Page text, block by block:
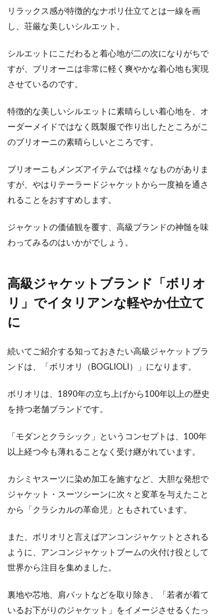
リラックス感が特徴的なナポリ仕立てとは一線を画
し、荘厳な美しいシルエット。
シルエットにこだわると着心地が二の次になりがちで
すが、ブリオーニは非常に軽く爽やかな着心地も実現
させているのです。
特徴的な美しいシルエットに素晴らしい着心地を、オ
ーダーメイドではなく既製服で作り出したところがこ
のブリオーニの素晴らしいところです。
ブリオーニもメンズアイテムでは様々なものがありま
すが、やはりテーラードジャケットから一度袖を通さ
れることをおすすめします。
ジャケットの価値観を覆す、高級ブランドの神髄を味
わってみるのはいかがでしょう。
高級ジャケットブランド「ボリオ
リ」でイタリアンな軽やか仕立て
に
続いてご紹介する知っておきたい高級ジャケットブラ
ンドは、「ボリオリ（BOGLIOLI）」になります。
ボリオリは、1890年の立ち上げから100年以上の歴史
を持つ老舗ブランドです。
「モダンとクラシック」というコンセプトは、100年
以上経つ今も薄れることなく受け継がれています。
カシミヤスーツに染め加工を施すなど、大胆な発想で
ジャケット・スーツシーンに次々と変革を与えたこと
から「クラシカルの革命児」ともされています。
また、ボリオリと言えばアンコンジャケットとされる
ように、アンコンジャケットブームの火付け役として
世界から注目を集めました。
裏地や芯地、肩パットなどを取り除き、「若者が着て
いるお下がりのジャケット」をイメージさせるくたっ